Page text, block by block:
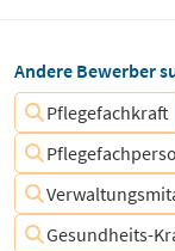
Andere Bewerber
Pflegefachkraft
Gesundheits-